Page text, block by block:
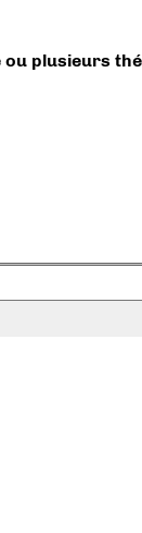
plusieurs